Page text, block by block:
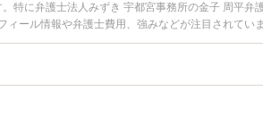
特に弁護士法人みずき 宇都宮事務所の金子 周平弁
ール情報や弁護士費用、強みなどが注目されてい
ラブルのトラブル解決の実績豊富な近くの弁護士
相談者さんにおすすめです。